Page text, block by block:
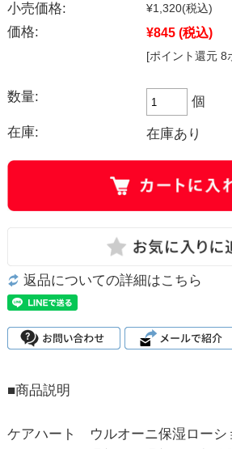
小売価格: ¥1,320(税込)
価格: ¥845 (税込)
[ポイント還元 8
数量: 個
在庫: 在庫あり
返品についての詳細はこちら
■商品説明
ケアハート ウルオーニ保湿ローシ